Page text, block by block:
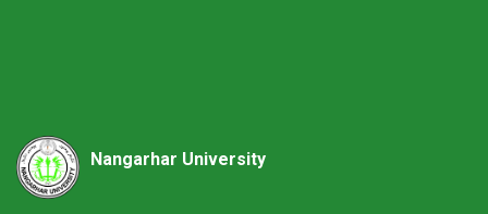
Nangarhar University